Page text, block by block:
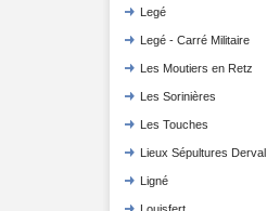
Legé
Legé - Carré Militaire
Les Moutiers en Retz
Les Sorinières
Les Touches
Lieux Sépultures Derval
Ligné